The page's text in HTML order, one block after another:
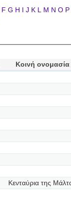
F G H I J K L M N O P
Κοινή ονομασία
Κενταύρια της